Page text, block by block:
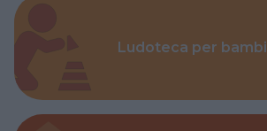
Ludoteca per